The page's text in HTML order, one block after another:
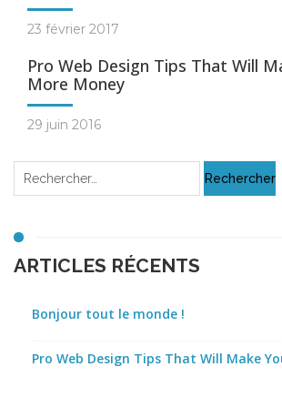
23 février 2017
Pro Web Design Tips That Will
More Money
29 juin 2016
ARTICLES RÉCENTS
Bonjour tout le monde !
Pro Web Design Tips That Will Make